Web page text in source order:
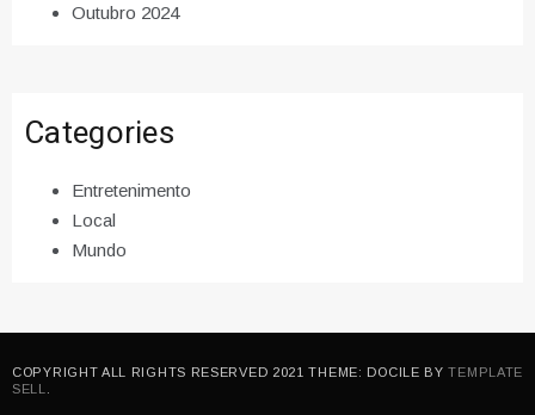
Outubro 2024
Categories
Entretenimento
Local
Mundo
COPYRIGHT ALL RIGHTS RESERVED 2021 THEME: DOCILE BYTEMPLATE
SELL